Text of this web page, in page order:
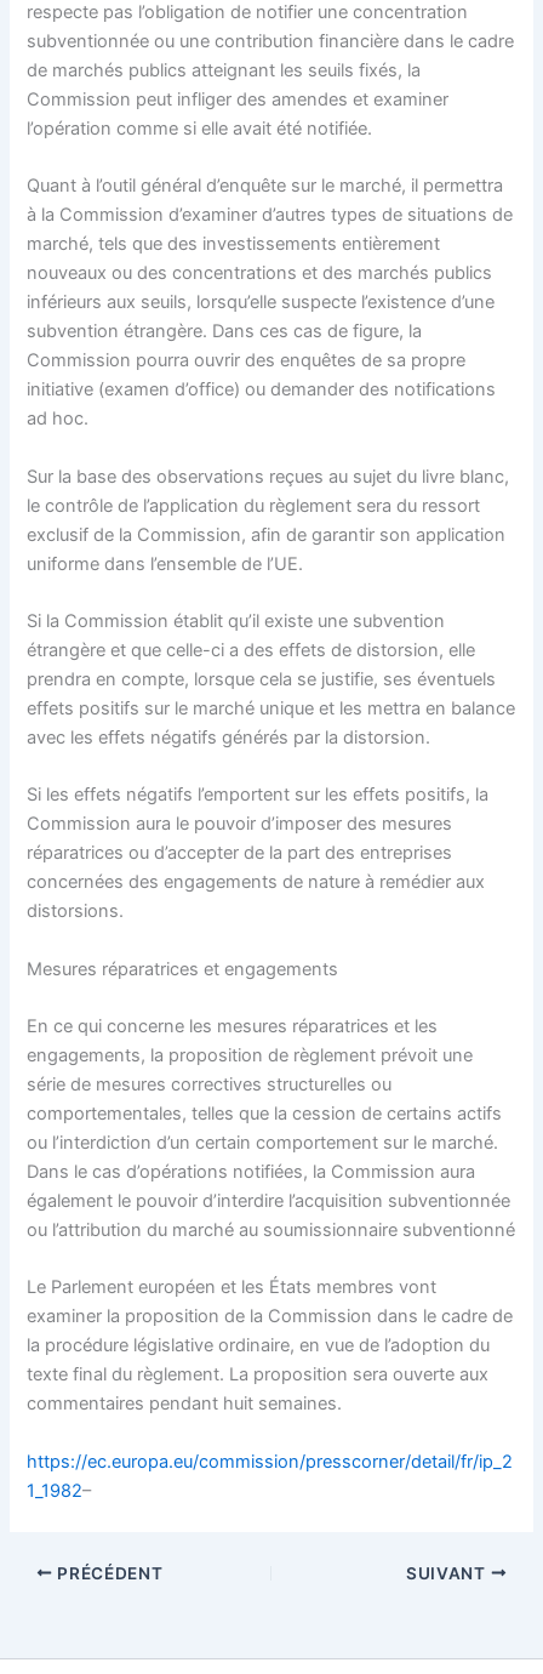
respecte pas l’obligation de notifier une concentration
subventionnée ou une contribution financière dans le cadre
de marchés publics atteignant les seuils fixés, la
Commission peut infliger des amendes et examiner
l’opération comme si elle avait été notifiée.
Quant à l’outil général d’enquête sur le marché, il permettra
à la Commission d’examiner d’autres types de situations de
marché, tels que des investissements entièrement
nouveaux ou des concentrations et des marchés publics
inférieurs aux seuils, lorsqu’elle suspecte l’existence d’une
subvention étrangère. Dans ces cas de figure, la
Commission pourra ouvrir des enquêtes de sa propre
initiative (examen d’office) ou demander des notifications
ad hoc.
Sur la base des observations reçues au sujet du livre blanc,
le contrôle de l’application du règlement sera du ressort
exclusif de la Commission, afin de garantir son application
uniforme dans l’ensemble de l’UE.
Si la Commission établit qu’il existe une subvention
étrangère et que celle-ci a des effets de distorsion, elle
prendra en compte, lorsque cela se justifie, ses éventuels
effets positifs sur le marché unique et les mettra en balance
avec les effets négatifs générés par la distorsion.
Si les effets négatifs l’emportent sur les effets positifs, la
Commission aura le pouvoir d’imposer des mesures
réparatrices ou d’accepter de la part des entreprises
concernées des engagements de nature à remédier aux
distorsions.
Mesures réparatrices et engagements
En ce qui concerne les mesures réparatrices et les
engagements, la proposition de règlement prévoit une
série de mesures correctives structurelles ou
comportementales, telles que la cession de certains actifs
ou l’interdiction d’un certain comportement sur le marché.
Dans le cas d’opérations notifiées, la Commission aura
également le pouvoir d’interdire l’acquisition subventionnée
ou l’attribution du marché au soumissionnaire subventionné
Le Parlement européen et les États membres vont
examiner la proposition de la Commission dans le cadre de
la procédure législative ordinaire, en vue de l’adoption du
texte final du règlement. La proposition sera ouverte aux
commentaires pendant huit semaines.
https://ec.europa.eu/commission/presscorner/detail/fr/ip_2
1_1982–
PRÉCÉDENT SUIVANT